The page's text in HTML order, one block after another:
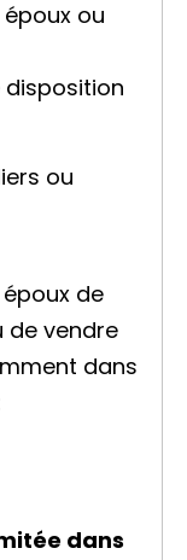
ou
ou
de
de vendre
dans
dans